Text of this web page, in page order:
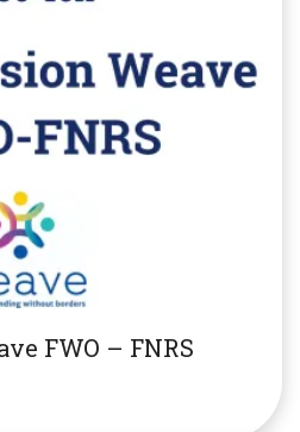
FWO – FNRS